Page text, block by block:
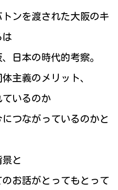
ンを渡された大阪のキ
は
日本の時代的考察。
主義のメリット、
いるのか
つながっているのかと
と
お話がとってもとって